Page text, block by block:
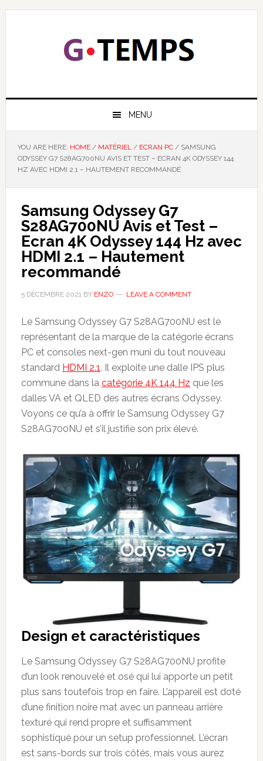
Skip
Skip
Skip
Skip
GTEMPS
MENU
YOU ARE HERE: HOME / MATÉRIEL / ECRAN PC /SAMSUNG
ODYSSEY G7 S28AG700NU AVIS ET TEST – ECRAN 4K ODYSSEY 144
HZ AVEC HDMI 2.1 – HAUTEMENT RECOMMANDÉ
Samsung Odyssey G7
S28AG700NU Avis et Test –
Ecran 4K Odyssey 144 Hz avec
HDMI 2.1 – Hautement
recommandé
5 DÉCEMBRE 2021BY ENZO LEAVE A COMMENT
Le Samsung Odyssey G7 S28AG700NU est le
représentant de la marque de la catégorie écrans
PC et consoles next-gen muni du tout nouveau
standard HDMI 2.1. Il exploite une dalle IPS plus
commune dans la catégorie 4K 144 Hz que les
dalles VA et QLED des autres écrans Odyssey.
Voyons ce qu’a à offrir le Samsung Odyssey G7
S28AG700NU et s’il justifie son prix élevé.
Design et caractéristiques
Le Samsung Odyssey G7 S28AG700NU profite
d’un look renouvelé et osé qui lui apporte un petit
plus sans toutefois trop en faire. L’appareil est doté
d’une finition noire mat avec un panneau arrière
texturé qui rend propre et suffisamment
sophistiqué pour un setup professionnel. L’écran
est sans-bords sur trois côtés, mais vous aurez